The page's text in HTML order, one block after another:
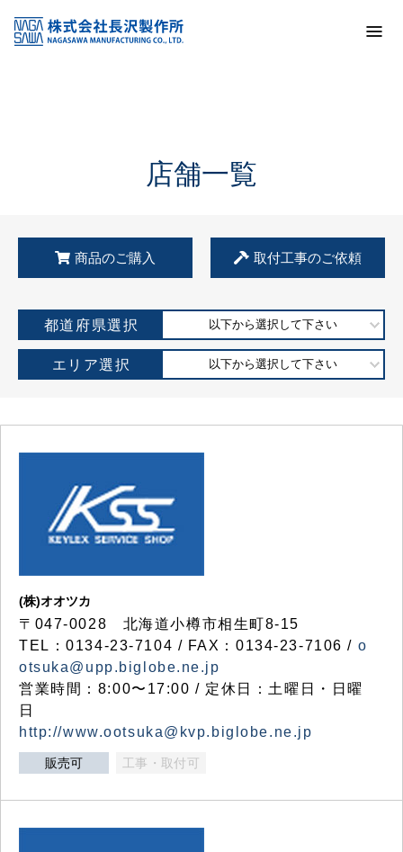
KSS加盟店・取扱店情報
店舗一覧
店舗一覧
商品のご購入 取付工事のご依頼
都道府県選択 以下から選択して下さい
エリア選択 以下から選択して下さい
(株)オオツカ
〒047-0028 北海道小樽市相生町8-15
TEL：0134-23-7104 / FAX：0134-23-7106 / o
otsuka@upp.biglobe.ne.jp
営業時間：8:00〜17:00 / 定休日：土曜日・日曜
日
http://www.ootsuka@kvp.biglobe.ne.jp
販売可 工事・取付可